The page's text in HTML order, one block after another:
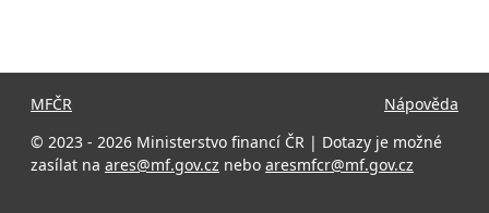
MFČR
Nápověda
© 2023 - 2026 Ministerstvo financí ČR | Dotazy je možné
zasílat na ares@mf.gov.cz nebo aresmfcr@mf.gov.cz